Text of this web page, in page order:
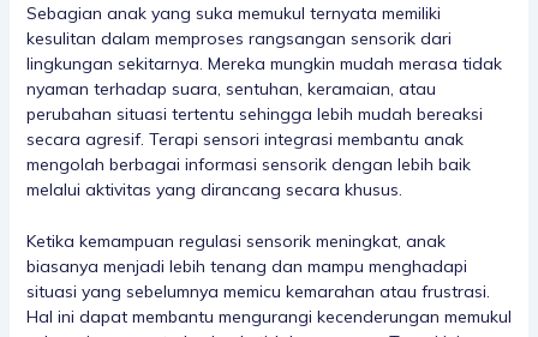
Sebagian anak yang suka memukul ternyata memiliki
kesulitan dalam memproses rangsangan sensorik dari
lingkungan sekitarnya. Mereka mungkin mudah merasa tidak
nyaman terhadap suara, sentuhan, keramaian, atau
perubahan situasi tertentu sehingga lebih mudah bereaksi
secara agresif. Terapi sensori integrasi membantu anak
mengolah berbagai informasi sensorik dengan lebih baik
melalui aktivitas yang dirancang secara khusus.
Ketika kemampuan regulasi sensorik meningkat, anak
biasanya menjadi lebih tenang dan mampu menghadapi
situasi yang sebelumnya memicu kemarahan atau frustrasi.
Hal ini dapat membantu mengurangi kecenderungan memukul